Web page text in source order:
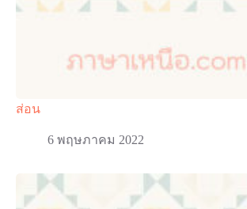
ส่อน
6 พฤษภาคม 2022